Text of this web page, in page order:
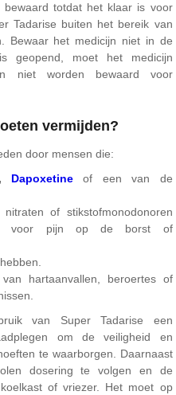
totdat het klaar is voor
Tadarise buiten het bereik van
Bewaar het medicijn niet in de
geopend, moet het medicijn
niet worden bewaard voor
vermijden?
door mensen die:
, Dapoxetine of een van de
of stikstofmonodonoren
voor pijn op de borst of
hartaanvallen, beroertes of
van Super Tadarise een
om de veiligheid en
te waarborgen. Daarnaast
dosering te volgen en de
of vriezer. Het moet op